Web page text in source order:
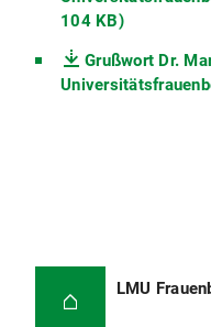
104 KB)
Grußwort Dr.
LMU